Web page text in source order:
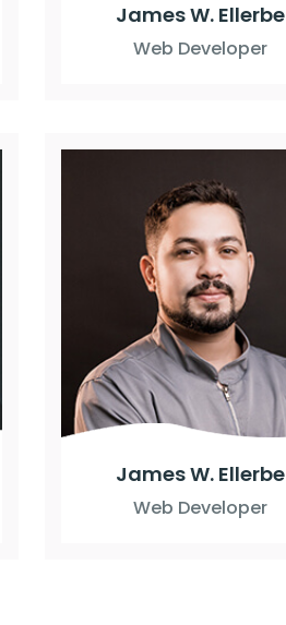
James W. Ellerbe
Web Developer
James W. Ellerbe
Web Developer